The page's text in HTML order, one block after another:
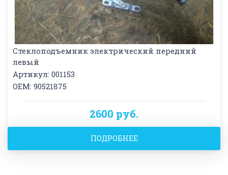
Стеклоподъемник электрический передний
левый
Артикул: 001153
OEM: 90521875
2600 руб.
ПОДРОБНЕЕ